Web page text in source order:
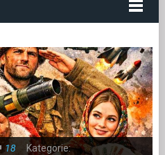
18
Kategorie: